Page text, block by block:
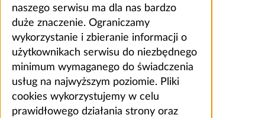
naszego serwisu ma dla nas bardzo
duże znaczenie. Ograniczamy
wykorzystanie i zbieranie informacji o
użytkownikach serwisu do niezbędnego
minimum wymaganego do świadczenia
usług na najwyższym poziomie. Pliki
cookies wykorzystujemy w celu
prawidłowego działania strony oraz